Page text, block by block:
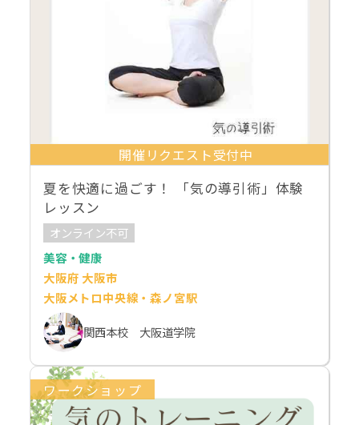
開催リクエスト受付中
夏を快適に過ごす！ 「気の導引術」体験
レッスン
オンライン不可
美容・健康
大阪府 大阪市
大阪メトロ中央線・森ノ宮駅
関西本校 大阪道学院
ワークショップ